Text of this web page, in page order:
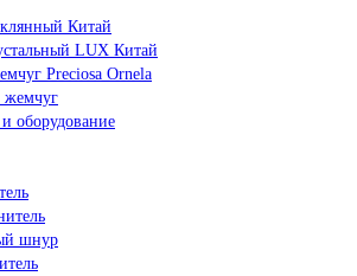
Китай
LUX Китай
Preciosa Ornela
жемчуг
оборудование
шнур